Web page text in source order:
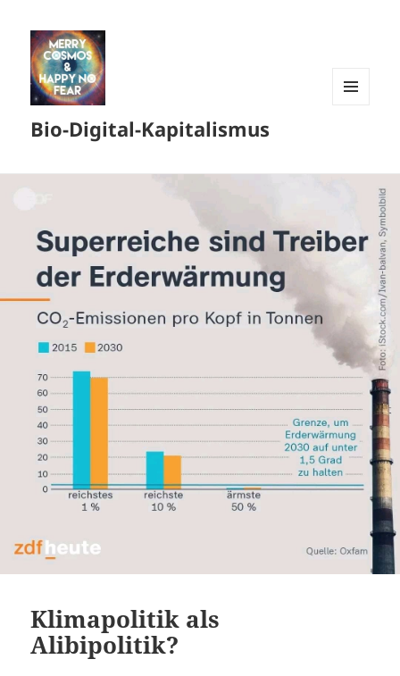
Bio-Digital-Kapitalismus
Klimapolitik als
Alibipolitik?